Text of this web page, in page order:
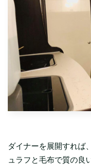
ダイナーを展開すれば
ュラフと毛布で質の良